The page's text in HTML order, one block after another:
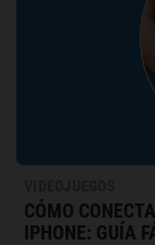
CÓMO
IPHONE: GUÍA